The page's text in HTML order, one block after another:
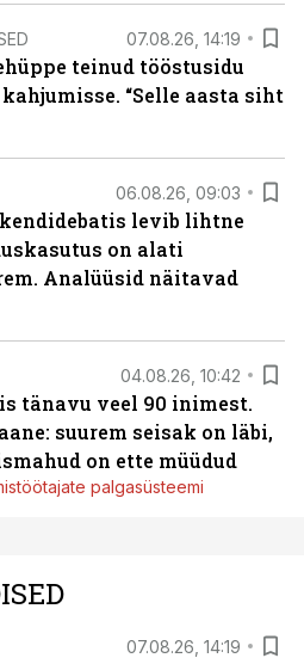
07.08.26, 14:19
teinud tööstusidu
“Selle aasta siht
06.08.26, 09:03
levib lihtne
on alati
Analüüsid näitavad
04.08.26, 10:42
tänavu veel 90 inimest.
suurem seisak on läbi,
on ette müüdud
palgasüsteemi
07.08.26, 14:19